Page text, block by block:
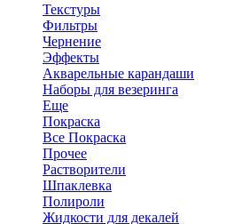
Текстуры
Фильтры
Чернение
Эффекты
Акварельные карандаши
Наборы для везеринга
Еще
Покраска
Все Покраска
Прочее
Растворители
Шпаклевка
Полироли
Жидкости для декалей